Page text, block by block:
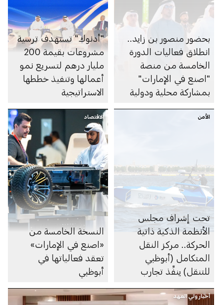
بحضور منصور بن زايد..
انطلاق فعاليات الدورة
الخامسة من منصة
"اصنع في الإمارات"
بمشاركة محلية ودولية
"أدنوك" تستهدف ترسية
مشروعات بقيمة 200
مليار درهم لتسريع نمو
أعمالها وتنفيذ خططها
الاستراتيجية
الأمن
تحت إشراف مجلس
الأنظمة الذكية ذاتية
الحركة.. مركز النقل
المتكامل (أبوظبي
للتنقل) ينفِّذ تجارب
بحري ذاتي الحركة بطول
الاقتصاد
النسخة الخامسة من
«اصنع في الإمارات»
تعقد فعالياتها في
أبوظبي
أخبار ولي العهد